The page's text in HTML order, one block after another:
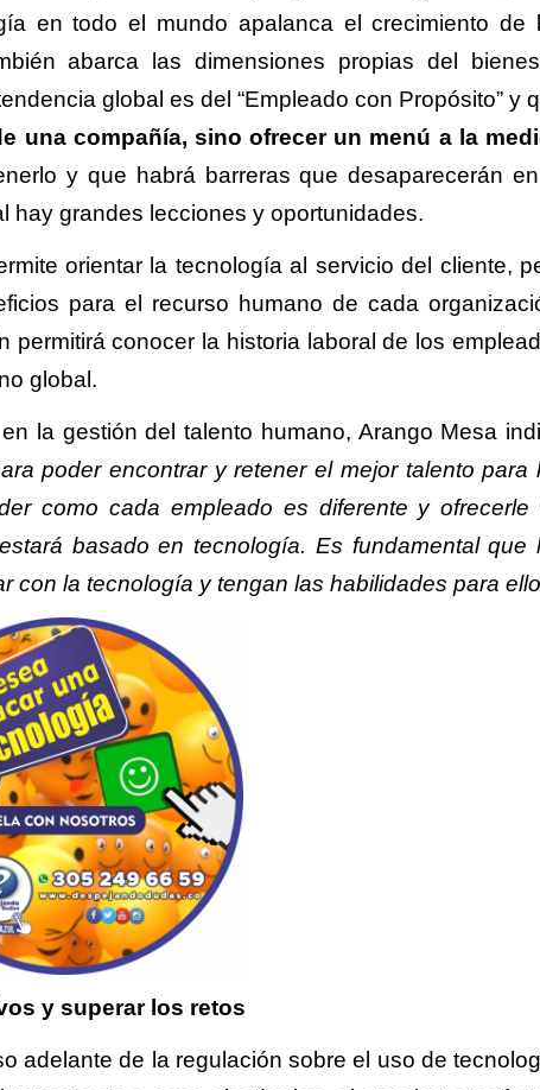
en todo el mundo apalanca el crecimiento de
abarca las dimensiones propias del
global es del “Empleado con Propósito” y
una compañía, sino ofrecer un menú a la
y que habrá barreras que desaparecerán
hay grandes lecciones y oportunidades.
orientar la tecnología al servicio del cliente,
para el recurso humano de cada
conocer la historia laboral de los
global.
la gestión del talento humano, Arango Mesa
poder encontrar y retener el mejor talento para
como cada empleado es diferente y ofrecerle
basado en tecnología. Es fundamental que
con la tecnología y tengan las habilidades para
y superar los retos
adelante de la regulación sobre el uso de